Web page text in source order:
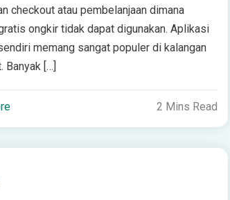
checkout atau pembelanjaan dimana
ongkir tidak dapat digunakan. Aplikasi
memang sangat populer di kalangan
Banyak […]
2 Mins Read